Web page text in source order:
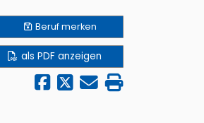
Berufmerken
als PDF anzeigen